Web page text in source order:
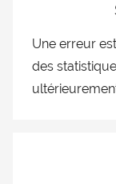
Une erreur
des